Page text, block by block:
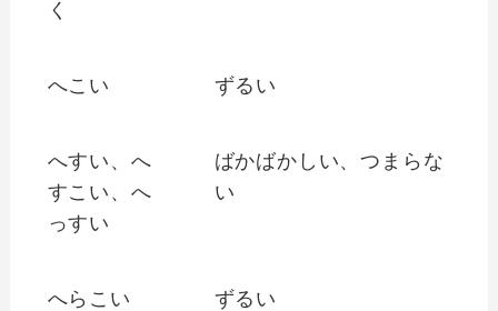
く
へこい ずるい
へすい、へ
すこい、へ
っすい
ばかばかしい、つまらな
い
へらこい ずるい